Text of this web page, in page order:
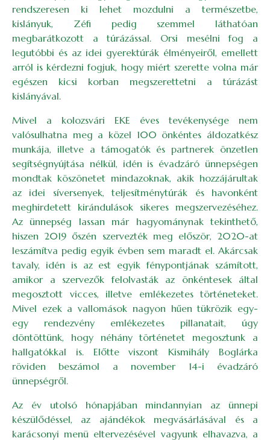
rendszeresen ki lehet mozdulni a természetbe,
kislányuk, Zéfi pedig szemmel láthatóan
megbarátkozott a túrázással. Orsi mesélni fog a
legutóbbi és az idei gyerektúrák élményeiről, emellett
arról is kérdezni fogjuk, hogy miért szerette volna már
egészen kicsi korban megszerettetni a túrázást
kislányával.
Mivel a kolozsvári EKE éves tevékenysége nem
valósulhatna meg a közel 100 önkéntes áldozatkész
munkája, illetve a támogatók és partnerek önzetlen
segítségnyújtása nélkül, idén is évadzáró ünnepségen
mondtak köszönetet mindazoknak, akik hozzájárultak
az idei síversenyek, teljesítménytúrák és havonként
meghirdetett kirándulások sikeres megszervezéséhez.
Az ünnepség lassan már hagyománynak tekinthető,
hiszen 2019 őszén szervezték meg először, 2020-at
leszámítva pedig egyik évben sem maradt el. Akárcsak
tavaly, idén is az est egyik fénypontjának számított,
amikor a szervezők felolvasták az önkéntesek által
megosztott vicces, illetve emlékezetes történeteket.
Mivel ezek a vallomások nagyon hűen tükrözik egy-
egy rendezvény emlékezetes pillanatait, úgy
döntöttünk, hogy néhány történetet megosztunk a
hallgatókkal is. Előtte viszont Kismihály Boglárka
röviden beszámol a november 14-i évadzáró
ünnepségről.
Az év utolsó hónapjában mindannyian az ünnepi
készülődéssel, az ajándékok megvásárlásával és a
karácsonyi menü eltervezésével vagyunk elhavazva, a